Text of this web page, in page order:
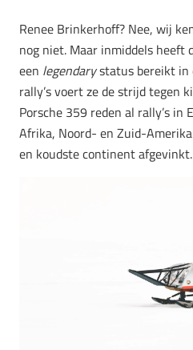
Renee Brinkerhoff? Nee, wij
nog niet. Maar inmiddels heeft
een legendarystatus bereikt in
rally’s voert ze de strijd tegen
Porsche 359 reden al rally’s in
Afrika, Noord- en Zuid-
en koudste continent afgevinkt.